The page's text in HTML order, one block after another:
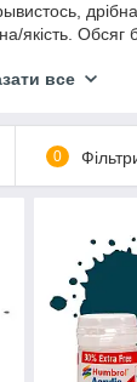
дрібна
якість. Обсяг
все
0